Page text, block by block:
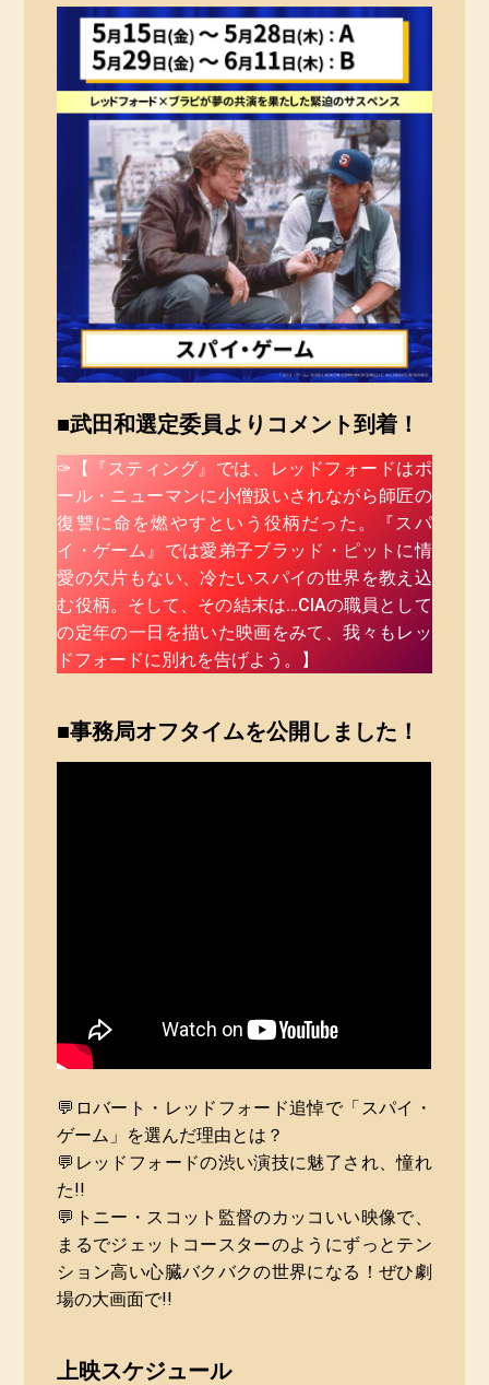
■武田和選定委員よりコメント到着！
✑【『スティング』では、レッドフォードはポ
ール・ニューマンに小僧扱いされながら師匠の
復讐に命を燃やすという役柄だった。『スパ
イ・ゲーム』では愛弟子ブラッド・ピットに情
愛の欠片もない、冷たいスパイの世界を教え込
む役柄。そして、その結末は…CIAの職員として
の定年の一日を描いた映画をみて、我々もレッ
ドフォードに別れを告げよう。】
■事務局オフタイムを公開しました！
💬ロバート・レッドフォード追悼で「スパイ・
ゲーム」を選んだ理由とは？
💬レッドフォードの渋い演技に魅了され、憧れ
た!!
💬トニー・スコット監督のカッコいい映像で、
まるでジェットコースターのようにずっとテン
ション高い心臓バクバクの世界になる！ぜひ劇
場の大画面で!!
上映スケジュール